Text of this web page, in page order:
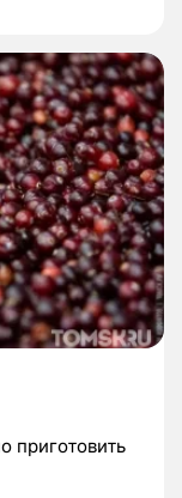
приготовить